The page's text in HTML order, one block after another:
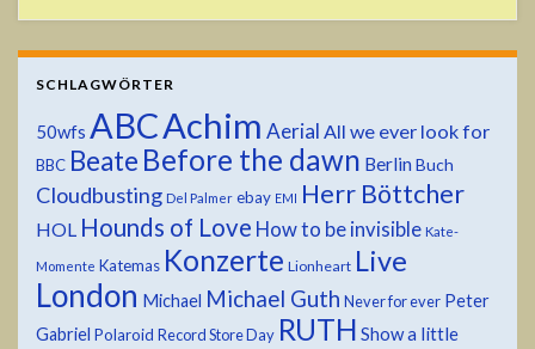
SCHLAGWÖRTER
50wfs ABCAchim Aerial All we ever look for
BBC Beate Before the dawn Berlin Buch
Cloudbusting Del Palmer ebay EMI Herr Böttcher
HOL Hounds of Love How to be invisible Kate-
Momente Katemas Konzerte Lionheart Live
London Michael Michael Guth Never for ever Peter
Gabriel Polaroid Record Store Day RUTH Show a little